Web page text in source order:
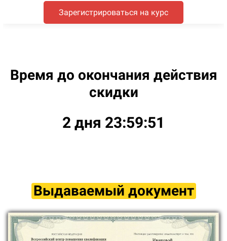
Зарегистрироваться на курс
Время до окончания действия
скидки
2 дня 23:59:50
Выдаваемый документ